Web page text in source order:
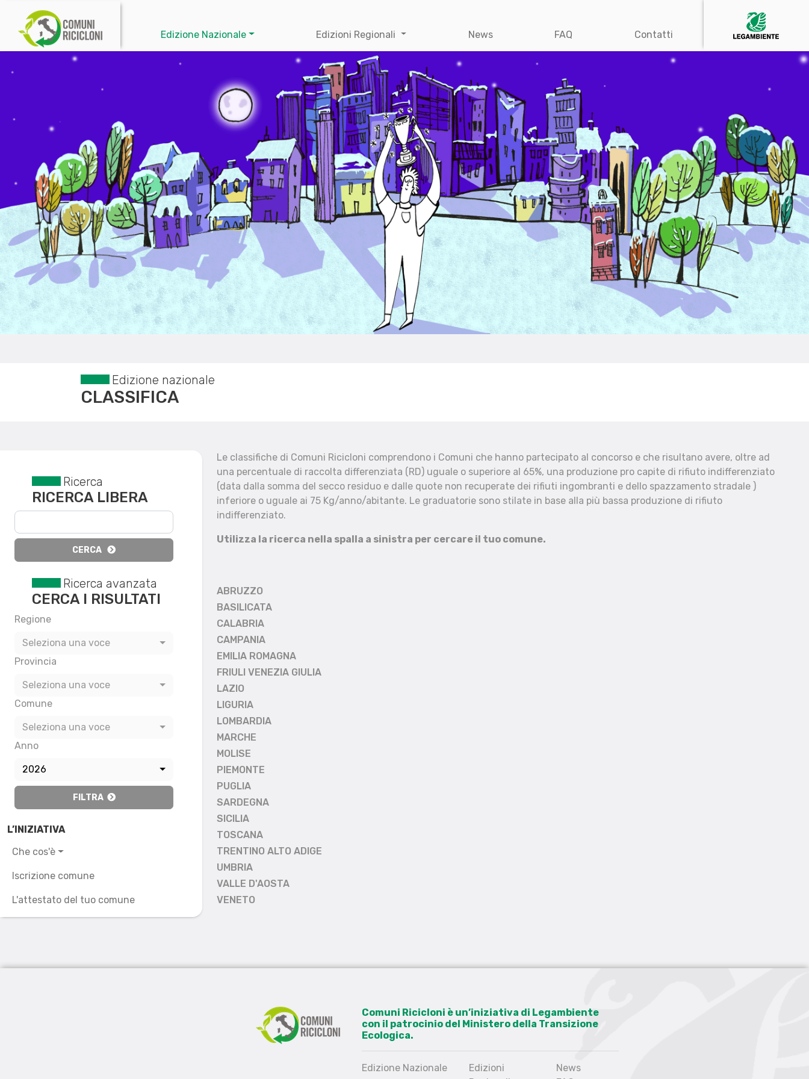
Edizione Nazionale Edizioni Regionali News FAQ Contatti
Edizione nazionale
CLASSIFICA
Reset filtri
Ricerca
RICERCA LIBERA
CERCA
Ricerca avanzata
CERCA I RISULTATI
Regione
Seleziona una voce
Provincia
Seleziona una voce
Comune
Seleziona una voce
Anno
2026
FILTRA
L’INIZIATIVA
Che cos'è
Iscrizione comune
L'attestato del tuo comune
Le classifiche di Comuni Ricicloni comprendono i Comuni che hanno partecipato al concorso e che risultano avere, oltre ad
una percentuale di raccolta differenziata (RD) uguale o superiore al 65%, una produzione pro capite di rifiuto indifferenziato
(data dalla somma del secco residuo e dalle quote non recuperate dei rifiuti ingombranti e dello spazzamento stradale )
inferiore o uguale ai 75 Kg/anno/abitante. Le graduatorie sono stilate in base alla più bassa produzione di rifiuto
indifferenziato.
Utilizza la ricerca nella spalla a sinistra per cercare il tuo comune.
ABRUZZO
BASILICATA
CALABRIA
CAMPANIA
EMILIA ROMAGNA
FRIULI VENEZIA GIULIA
LAZIO
LIGURIA
LOMBARDIA
MARCHE
MOLISE
PIEMONTE
PUGLIA
SARDEGNA
SICILIA
TOSCANA
TRENTINO ALTO ADIGE
UMBRIA
VALLE D'AOSTA
VENETO
Comuni Ricicloni è un’iniziativa di Legambiente
con il patrocinio del Ministero della Transizione
Ecologica.
Edizione Nazionale
Edizioni
News